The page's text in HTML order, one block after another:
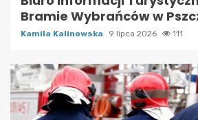
Bramie Wybrańców w
Kamila Kalinowska 9 lipca 2026 111